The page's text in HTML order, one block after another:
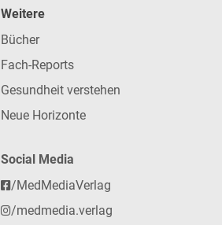
Weitere
Bücher
Fach-Reports
Gesundheit verstehen
Neue Horizonte
Social Media
/MedMediaVerlag
/medmedia.verlag